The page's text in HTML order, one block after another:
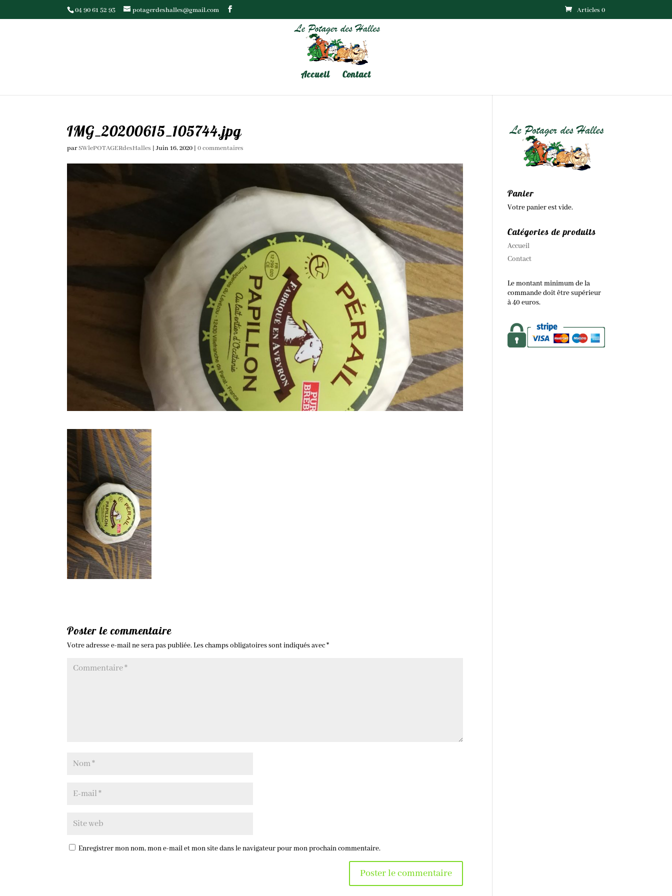
04 90 61 52 93 potagerdeshalles@gmail.com Articles 0
Accueil Contact
IMG_20200615_105744.jpg
parSWlePOTAGERdesHalles |Juin 16, 2020 |0 commentaires
Poster le commentaire
Votre adresse e-mail ne sera pas publiée.Les champs obligatoires sont indiqués avec*
Enregistrer mon nom, mon e-mail et mon site dans le navigateur pour mon prochain commentaire.
Panier
Votre panier est vide.
Catégories de produits
Accueil
Contact
Le montant minimum de la
commande doit être supérieur
à 40 euros.